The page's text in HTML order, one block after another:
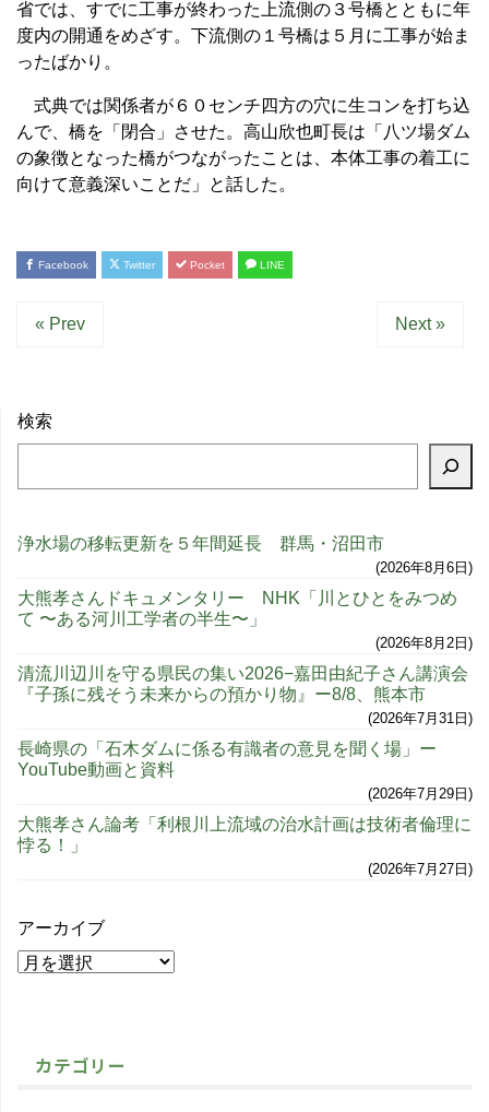
省では、すでに工事が終わった上流側の３号橋とともに年
度内の開通をめざす。下流側の１号橋は５月に工事が始ま
ったばかり。
式典では関係者が６０センチ四方の穴に生コンを打ち込
んで、橋を「閉合」させた。高山欣也町長は「八ツ場ダム
の象徴となった橋がつながったことは、本体工事の着工に
向けて意義深いことだ」と話した。
Facebook Twitter Pocket LINE
« Prev Next »
検索
浄水場の移転更新を５年間延長 群馬・沼田市
2026年8月6日
大熊孝さんドキュメンタリー NHK「川とひとをみつめ
て 〜ある河川工学者の半生〜」
2026年8月2日
清流川辺川を守る県民の集い2026−嘉田由紀子さん講演会
『子孫に残そう未来からの預かり物』ー8/8、熊本市
2026年7月31日
長崎県の「石木ダムに係る有識者の意見を聞く場」ー
YouTube動画と資料
2026年7月29日
大熊孝さん論考「利根川上流域の治水計画は技術者倫理に
悖る！」
2026年7月27日
アーカイブ
カテゴリー